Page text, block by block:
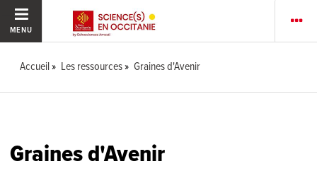
MENU
Accueil Les ressources Graines d'Avenir
Graines d'Avenir